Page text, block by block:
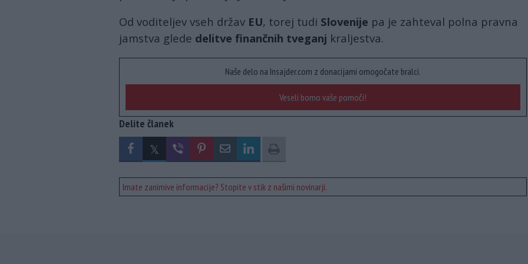
Od voditeljev vseh držav EU, torej tudi Slovenije pa je zahteval polna pravna
jamstva glede delitve finančnih tveganj kraljestva.
Naše delo na Insajder.com z donacijami omogočate bralci.
Veseli bomo vaše pomoči!
Delite članek
Imate zanimive informacije? Stopite v stik z našimi novinarji.